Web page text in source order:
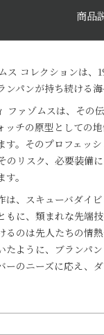
商品
ス コレクションは
ンパンが持ち続ける
ファゾムスは、その
ッチの原型としての
す。そのプロフェッ
のリスク、必要装備
。
は、スキューバダイ
もに、類まれな先端
るのは先人たちの情
たように、ブランパ
ーのニーズに応え、